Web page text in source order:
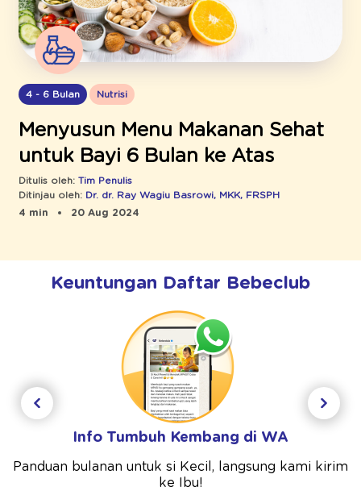
4 - 6 Bulan Nutrisi
Menyusun Menu Makanan Sehat
untuk Bayi 6 Bulan ke Atas
Ditulis oleh: Tim Penulis
Ditinjau oleh: Dr. dr. Ray Wagiu Basrowi, MKK, FRSPH
4 min
20 Aug 2024
Keuntungan Daftar Bebeclub
Info Tumbuh Kembang di WA
Panduan bulanan untuk si Kecil, langsung kami kirim
ke Ibu!